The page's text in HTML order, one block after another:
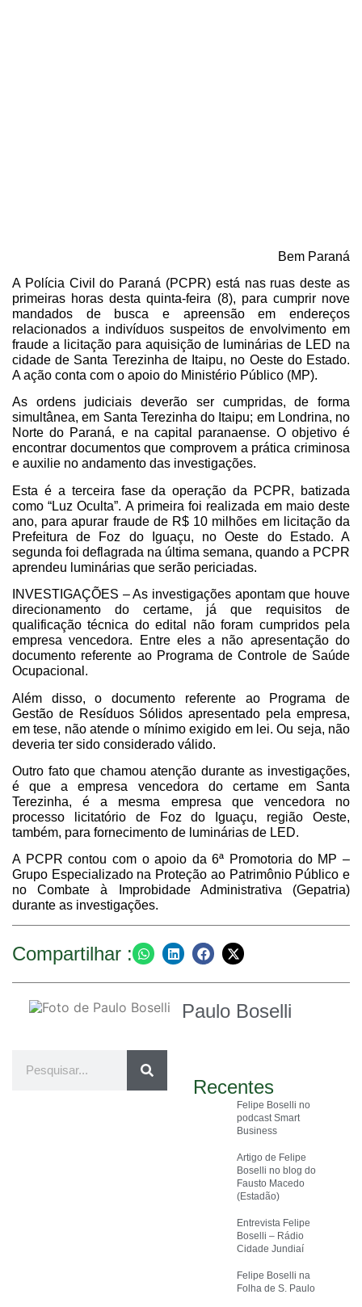
Bem Paraná
A Polícia Civil do Paraná (PCPR) está nas ruas deste as
primeiras horas desta quinta-feira (8), para cumprir nove
mandados de busca e apreensão em endereços
relacionados a indivíduos suspeitos de envolvimento em
fraude a licitação para aquisição de luminárias de LED na
cidade de Santa Terezinha de Itaipu, no Oeste do Estado.
A ação conta com o apoio do Ministério Público (MP).
As ordens judiciais deverão ser cumpridas, de forma
simultânea, em Santa Terezinha do Itaipu; em Londrina, no
Norte do Paraná, e na capital paranaense. O objetivo é
encontrar documentos que comprovem a prática criminosa
e auxilie no andamento das investigações.
Esta é a terceira fase da operação da PCPR, batizada
como “Luz Oculta”. A primeira foi realizada em maio deste
ano, para apurar fraude de R$ 10 milhões em licitação da
Prefeitura de Foz do Iguaçu, no Oeste do Estado. A
segunda foi deflagrada na última semana, quando a PCPR
aprendeu luminárias que serão periciadas.
INVESTIGAÇÕES – As investigações apontam que houve
direcionamento do certame, já que requisitos de
qualificação técnica do edital não foram cumpridos pela
empresa vencedora. Entre eles a não apresentação do
documento referente ao Programa de Controle de Saúde
Ocupacional.
Além disso, o documento referente ao Programa de
Gestão de Resíduos Sólidos apresentado pela empresa,
em tese, não atende o mínimo exigido em lei. Ou seja, não
deveria ter sido considerado válido.
Outro fato que chamou atenção durante as investigações,
é que a empresa vencedora do certame em Santa
Terezinha, é a mesma empresa que vencedora no
processo licitatório de Foz do Iguaçu, região Oeste,
também, para fornecimento de luminárias de LED.
A PCPR contou com o apoio da 6ª Promotoria do MP –
Grupo Especializado na Proteção ao Patrimônio Público e
no Combate à Improbidade Administrativa (Gepatria)
durante as investigações.
Compartilhar :
Paulo Boselli
Recentes
Felipe Boselli no
podcast Smart
Business
Artigo de Felipe
Boselli no blog do
Fausto Macedo
(Estadão)
Entrevista Felipe
Boselli – Rádio
Cidade Jundiaí
Felipe Boselli na
Folha de S. Paulo